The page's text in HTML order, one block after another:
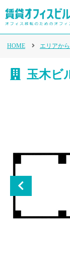
HOME エリアか
玉木ビ